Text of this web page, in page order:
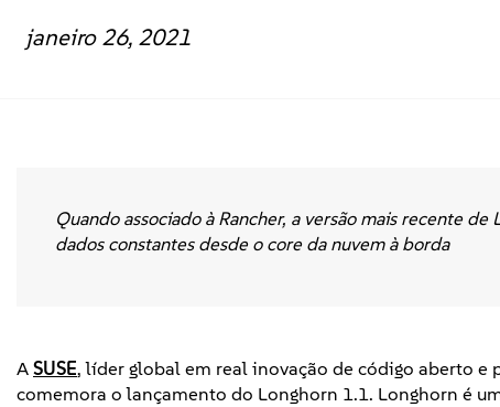
janeiro 26, 2021
Quando associado à Rancher, a versão mais recente
dados constantes desde o core da nuvem à borda
A SUSE, líder global em real inovação de código aberto
comemora o lançamento do Longhorn 1.1. Longhorn é